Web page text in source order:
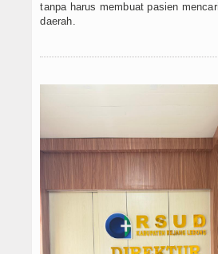
tanpa harus membuat pasien
daerah.